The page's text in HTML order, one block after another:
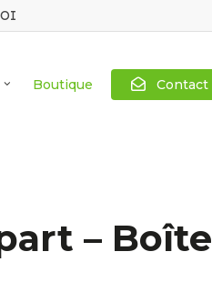
Boutique Contact
– Boîte